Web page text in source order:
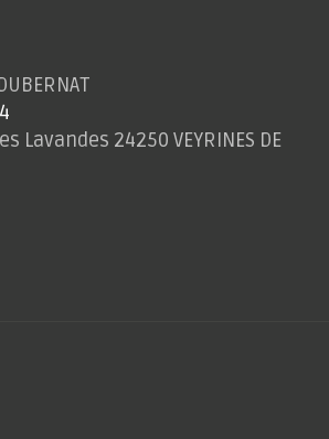
Lavandes 24250 VEYRINES DE